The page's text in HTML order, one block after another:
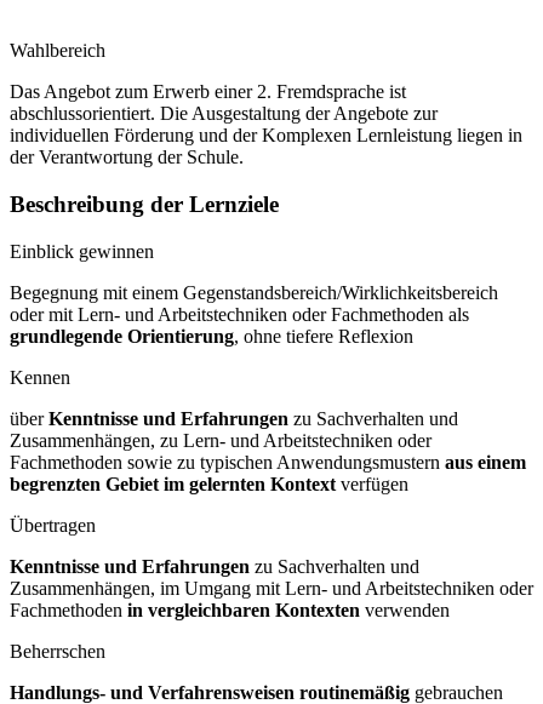
Wahlbereich
Das Angebot zum Erwerb einer 2. Fremdsprache ist
abschlussorientiert. Die Ausgestaltung der Angebote zur
individuellen Förderung und der Komplexen Lernleistung liegen in
der Verantwortung der Schule.
Beschreibung der Lernziele
Einblick gewinnen
Begegnung mit einem Gegenstandsbereich/Wirklichkeitsbereich
oder mit Lern- und Arbeitstechniken oder Fachmethoden als
grundlegende Orientierung, ohne tiefere Reflexion
Kennen
überKenntnisse und Erfahrungen zu Sachverhalten und
Zusammenhängen, zu Lern- und Arbeitstechniken oder
Fachmethoden sowie zu typischen Anwendungsmustern aus einem
begrenzten Gebiet im gelernten Kontext verfügen
Übertragen
Kenntnisse und Erfahrungen zu Sachverhalten und
Zusammenhängen, im Umgang mit Lern- und Arbeitstechniken oder
Fachmethoden in vergleichbaren Kontexten verwenden
Beherrschen
Handlungs- und Verfahrensweisen routinemäßig gebrauchen